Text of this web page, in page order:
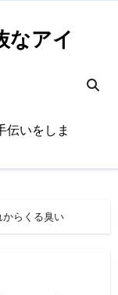
なアイ
伝いをしま
からくる臭い